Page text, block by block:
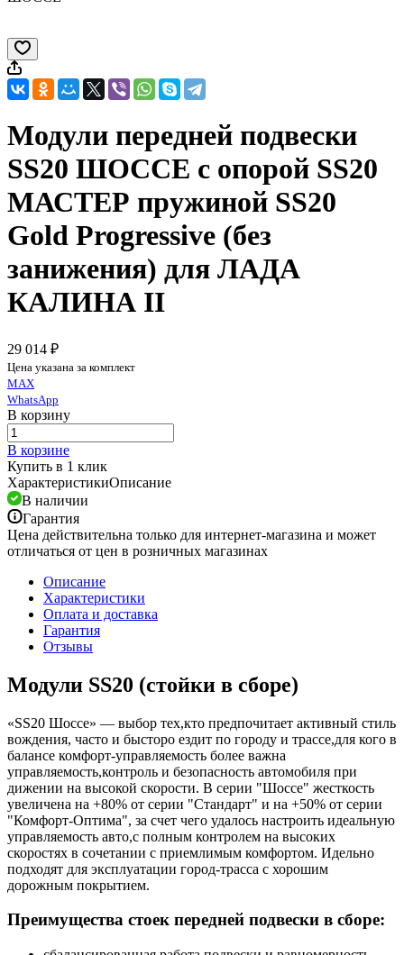
Модули передней подвески
SS20 ШОССЕ c опорой SS20
МАСТЕР пружиной SS20
Gold Progressive (без
занижения) для ЛАДА
КАЛИНА II
29 014 ₽
Цена указана за комплект
MAX
WhatsApp
В корзину
В корзине
Купить в 1 клик
ХарактеристикиОписание
В наличии
Гарантия
Цена действительна только для интернет-магазина и может
отличаться от цен в розничных магазинах
Описание
Характеристики
Оплата и доставка
Гарантия
Отзывы
Модули SS20 (стойки в сборе)
«SS20 Шоссе» — выбор тех,кто предпочитает активный стиль
вождения, часто и бысторо ездит по городу и трассе,для кого в
балансе комфорт-управляемость более важна
управляемость,контроль и безопасность автомобиля при
дижении на высокой скорости. В серии "Шоссе" жесткость
увеличена на +80% от серии "Стандарт" и на +50% от серии
"Комфорт-Оптима", за счет чего удалось настроить идеальную
управляемость авто,с полным контролем на высоких
скоростях в сочетании с приемлимым комфортом. Идельно
подходят для эксплуатации город-трасса с хорошим
дорожным покрытием.
Преимущества стоек передней подвески в сборе: